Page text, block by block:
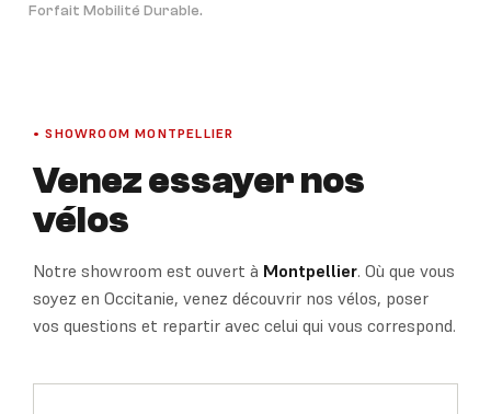
Forfait Mobilité Durable.
• SHOWROOM MONTPELLIER
Venez essayer nos
vélos
Notre showroom est ouvert à Montpellier. Où que vous
soyez en Occitanie, venez découvrir nos vélos, poser
vos questions et repartir avec celui qui vous correspond.